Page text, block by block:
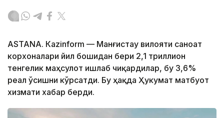
ASTANА. Кazinform — Манғистау вилояти саноат
корхоналари йил бошидан бери 2,1 триллион
тенгелик маҳсулот ишлаб чиқардилар, бу 3,6%
реал ўсишни кўрсатди. Бу ҳақда Ҳукумат матбуот
хизмати хабар берди.